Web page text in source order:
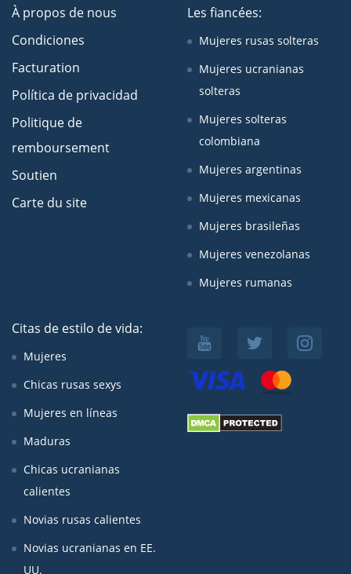
À propos de nous
Condiciones
Facturation
Política de privacidad
Politique de
remboursement
Soutien
Carte du site
Les fiancées:
Mujeres rusas solteras
Mujeres ucranianas
solteras
Mujeres solteras
colombiana
Mujeres argentinas
Mujeres mexicanas
Mujeres brasileñas
Mujeres venezolanas
Mujeres rumanas
Citas de estilo de vida:
Mujeres
Chicas rusas sexys
Mujeres en líneas
Maduras
Chicas ucranianas
calientes
Novias rusas calientes
Novias ucranianas en EE.
UU.